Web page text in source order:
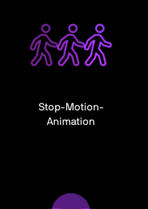
Stop-Motion-
Animation